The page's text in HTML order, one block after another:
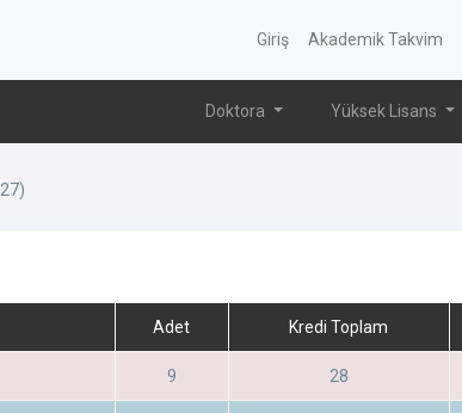
Giriş Akademik Takvim
Doktora Yüksek Lisans
Adet Kredi Toplam
9 28